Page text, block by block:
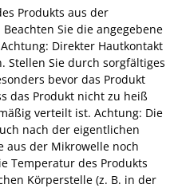
Produkts aus der
Sie die angegebene
Direkter Hautkontakt
Stellen Sie durch sorgfältiges
bevor das Produkt
das Produkt nicht zu heiß
verteilt ist. Achtung: Die
nach der eigentlichen
aus der Mikrowelle noch
Temperatur des Produkts
Körperstelle (z. B. in der